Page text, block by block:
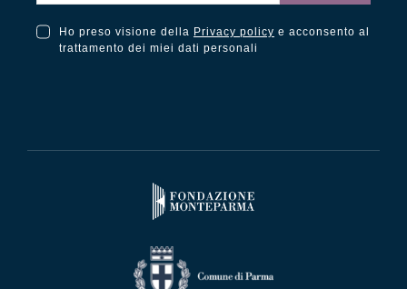
Ho preso visione della Privacy policy e acconsento al
trattamento dei miei dati personali